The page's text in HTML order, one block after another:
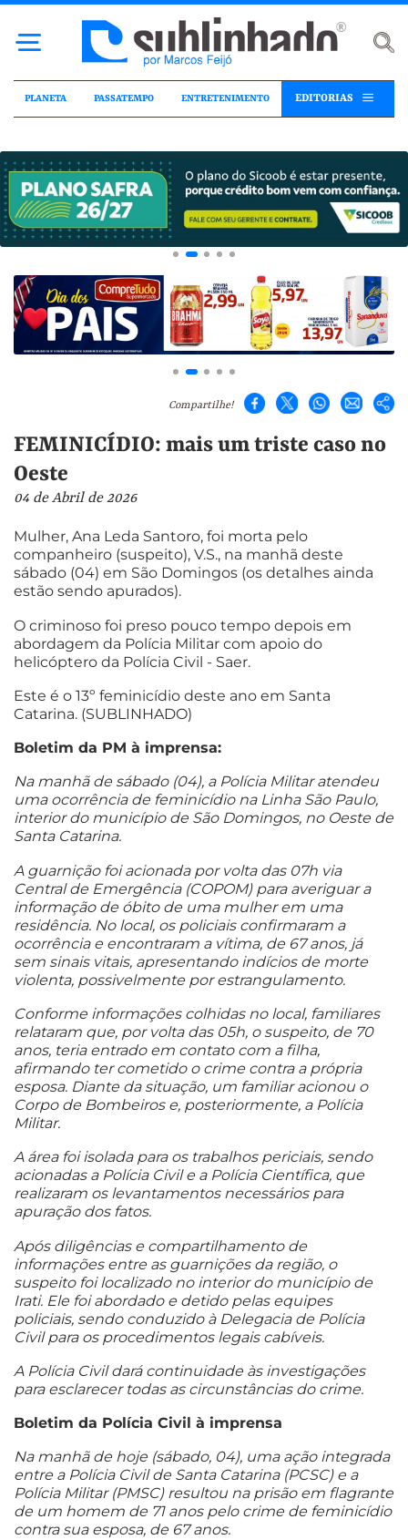
PLANETA PASSATEMPO ENTRETENIMENTO EDITORIAS
Compartilhe!
FEMINICÍDIO: mais um triste caso no
Oeste
04 de Abril de 2026
Mulher, Ana Leda Santoro, foi morta pelo
companheiro (suspeito), V.S., na manhã deste
sábado (04) em São Domingos (os detalhes ainda
estão sendo apurados).
O criminoso foi preso pouco tempo depois em
abordagem da Polícia Militar com apoio do
helicóptero da Polícia Civil - Saer.
Este é o 13º feminicídio deste ano em Santa
Catarina. (SUBLINHADO)
Boletim da PM à imprensa:
Na manhã de sábado (04), a Polícia Militar atendeu
uma ocorrência de feminicídio na Linha São Paulo,
interior do município de São Domingos, no Oeste de
Santa Catarina.
A guarnição foi acionada por volta das 07h via
Central de Emergência (COPOM) para averiguar a
informação de óbito de uma mulher em uma
residência. No local, os policiais confirmaram a
ocorrência e encontraram a vítima, de 67 anos, já
sem sinais vitais, apresentando indícios de morte
violenta, possivelmente por estrangulamento.
Conforme informações colhidas no local, familiares
relataram que, por volta das 05h, o suspeito, de 70
anos, teria entrado em contato com a filha,
afirmando ter cometido o crime contra a própria
esposa. Diante da situação, um familiar acionou o
Corpo de Bombeiros e, posteriormente, a Polícia
Militar.
A área foi isolada para os trabalhos periciais, sendo
acionadas a Polícia Civil e a Polícia Científica, que
realizaram os levantamentos necessários para
apuração dos fatos.
Após diligências e compartilhamento de
informações entre as guarnições da região, o
suspeito foi localizado no interior do município de
Irati. Ele foi abordado e detido pelas equipes
policiais, sendo conduzido à Delegacia de Polícia
Civil para os procedimentos legais cabíveis.
A Polícia Civil dará continuidade às investigações
para esclarecer todas as circunstâncias do crime.
Boletim da Polícia Civil à imprensa
Na manhã de hoje (sábado, 04), uma ação integrada
entre a Polícia Civil de Santa Catarina (PCSC) e a
Polícia Militar (PMSC) resultou na prisão em flagrante
de um homem de 71 anos pelo crime de feminicídio
contra sua esposa, de 67 anos.